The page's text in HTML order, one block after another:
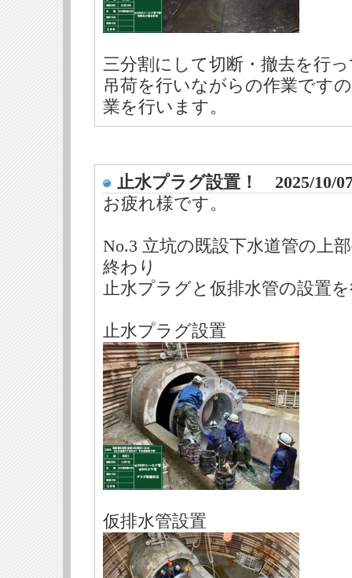
三分割にして切断・撤去を行
吊荷を行いながらの作業です
業を行います。
止水プラグ設置！ 2025/10/
お疲れ様です。
No.3 立坑の既設下水道管の上
終わり
止水プラグと仮排水管の設置
止水プラグ設置
仮排水管設置